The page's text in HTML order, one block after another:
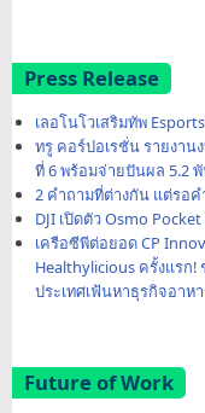
Press Release
เลอโนโวเสริมทัพ
ทรู คอร์ปอเรชั่น รายงาน
ที่ 6 พร้อมจ่ายปันผล 5.2
2 คำถามที่ต่างกัน แต่รอค
DJI เปิดตัว Osmo
เครือซีพีต่อยอด CP
Healthylicious ครั้งแรก
ประเทศเฟ้นหาธุรกิจอาห
Future of Work